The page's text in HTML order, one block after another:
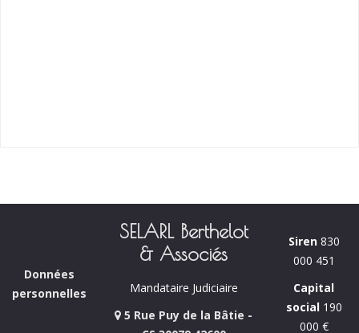
Données
personnelles
SELARL Berthelot
& Associés
Mandataire Judiciaire
5 Rue Puy de la Bâtie -
Siren830
000 451
Capital
social190
000 €